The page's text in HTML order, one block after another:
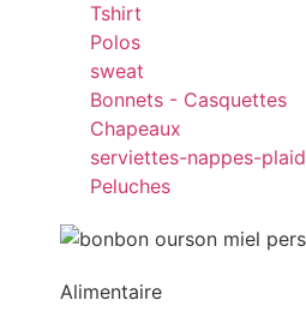
Tshirt
Polos
sweat
Bonnets - Casquettes
Chapeaux
serviettes-nappes-plaid
Peluches
Alimentaire